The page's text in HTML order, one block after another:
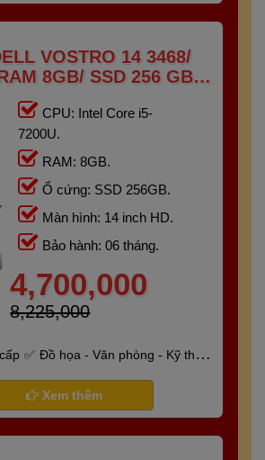
VOSTRO 14 3468/
8GB/ SSD 256 GB/
CPU: Intel Core i5-
7200U.
RAM: 8GB.
Ổ cứng: SSD 256GB.
Màn hình: 14 inch HD.
Bảo hành: 06 tháng.
4,700,000
8,225,000
Đồ họa - Văn phòng - Kỹ thuật
hành 6 tháng
Xem thêm